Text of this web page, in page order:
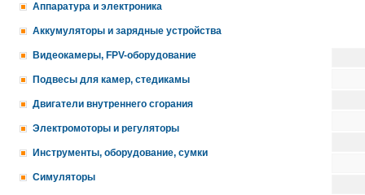
Аппаратура и электроника
Аккумуляторы и зарядные устройства
Видеокамеры, FPV-оборудование
Подвесы для камер, стедикамы
Двигатели внутреннего сгорания
Электромоторы и регуляторы
Инструменты, оборудование, сумки
Симуляторы